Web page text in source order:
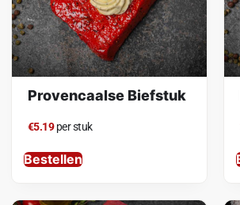
Provencaalse Biefstuk
€5.19per stuk
Bestellen